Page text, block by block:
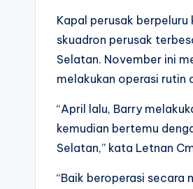
Kapal perusak berpeluru
skuadron perusak
Selatan. November ini
melakukan operasi rutin
“April lalu, Barry
kemudian bertemu
Selatan,” kata Letnan
“Baik beroperasi secara